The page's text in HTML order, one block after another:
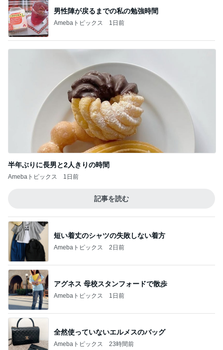
半年ぶりに長男と2人きりの時間
1日前
記事を読む
短い着丈のシャツの失敗しない着方
Amebaトピックス 2日前
Amebaトピックス 1日前
全然使っていないエルメスのバッグ
Amebaトピックス 23時間前
藤あや子 キックボクシングのレッスン
Amebaトピックス 23時間前